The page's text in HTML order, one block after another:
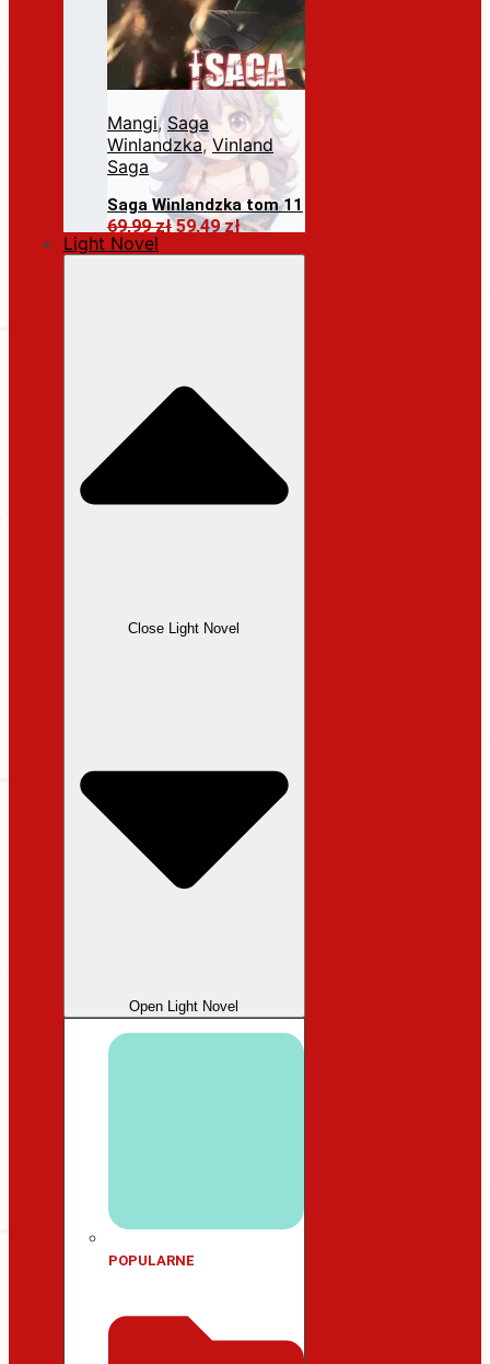
Mangi, Saga
Winlandzka, Vinland
Saga
Saga Winlandzka tom 11
69,99złPierwotna
59,49złAktualna
Dodaj do koszyka
Light Novel
Close Light Novel
Open Light Novel
POPULARNE